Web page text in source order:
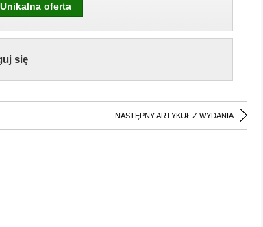
Unikalna oferta
się
NASTĘPNY ARTYKUŁ Z WYDANIA